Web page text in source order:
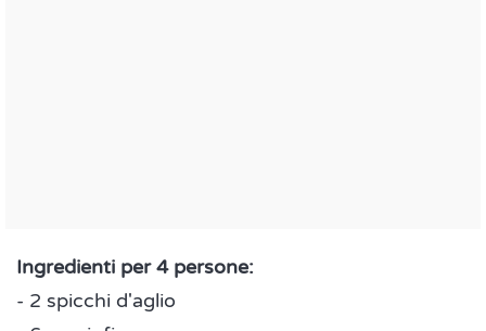
Ingredienti per 4 persone:
- 2 spicchi d'aglio